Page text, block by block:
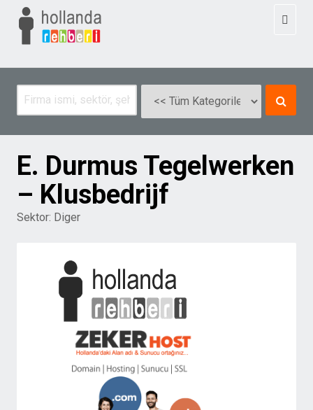
E. Durmus Tegelwerken
– Klusbedrijf
Sektor: Diger